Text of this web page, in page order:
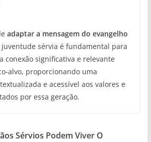
adaptar a mensagem do evangelho
sérvia é fundamental para
conexão significativa e relevante
alvo, proporcionando uma
e acessível aos valores e
por essa geração.
Sérvios Podem Viver O